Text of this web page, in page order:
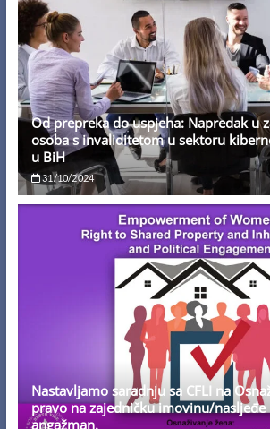
Od prepreka do uspjeha: Napredak u
osoba s invaliditetom u sektoru
u BiH
31/10/2024
Nastavljamo saradnju sa CFLI na
pravo na zajedničku imovinu/
angažman.